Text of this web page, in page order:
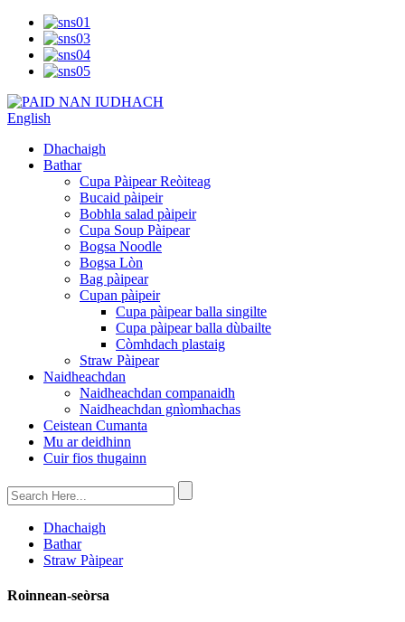
English
Dhachaigh
Bathar
Cupa Pàipear Reòiteag
Bucaid pàipeir
Bobhla salad pàipeir
Cupa Soup Pàipear
Bogsa Noodle
Bogsa Lòn
Bag pàipear
Cupan pàipeir
Cupa pàipear balla singilte
Cupa pàipear balla dùbailte
Còmhdach plastaig
Straw Pàipear
Naidheachdan
Naidheachdan companaidh
Naidheachdan gnìomhachas
Ceistean Cumanta
Mu ar deidhinn
Cuir fios thugainn
Dhachaigh
Bathar
Straw Pàipear
Roinnean-seòrsa